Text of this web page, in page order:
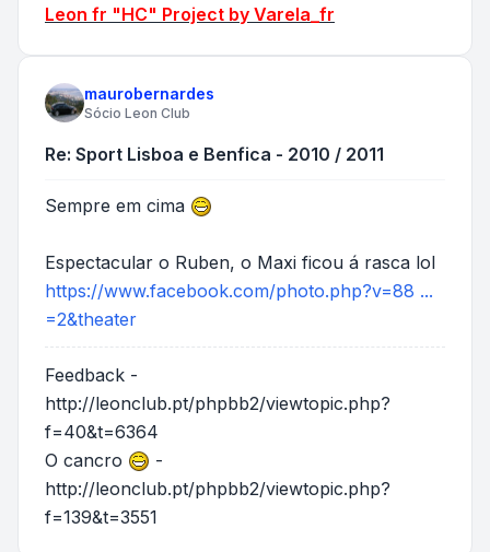
Leon fr "HC" Project by Varela_fr
maurobernardes
Sócio Leon Club
Re: Sport Lisboa e Benfica - 2010 / 2011
Sempre em cima
Espectacular o Ruben, o Maxi ficou á rasca lol
https://www.facebook.com/photo.php?v=88 ...
=2&theater
Feedback -
http://leonclub.pt/phpbb2/viewtopic.php?
f=40&t=6364
O cancro
-
http://leonclub.pt/phpbb2/viewtopic.php?
f=139&t=3551